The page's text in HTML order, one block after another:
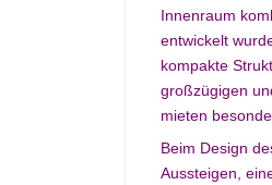
Innenraum
entwickelt
kompakte
großzügigen
mieten
Beim Design
Aussteigen,